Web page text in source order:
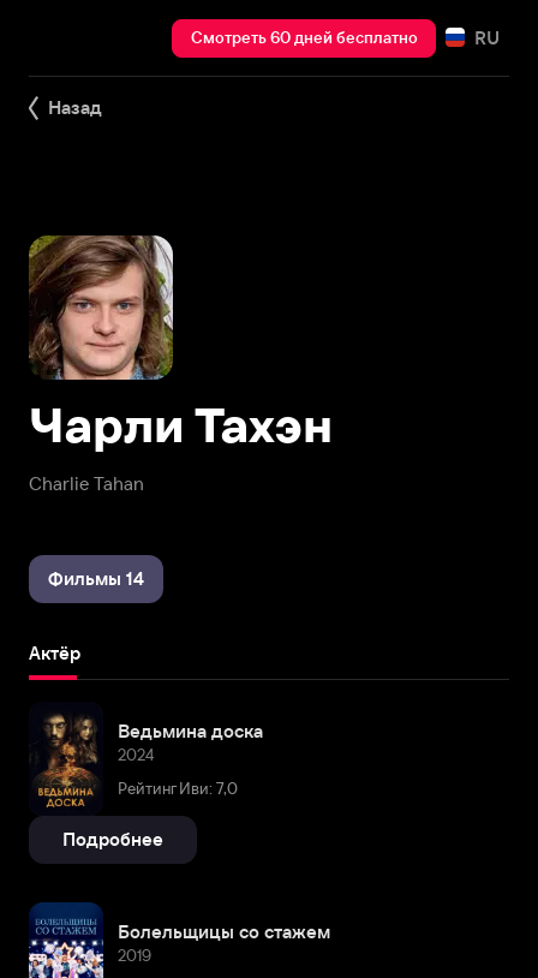
Смотреть 60 дней бесплатно RU
Назад
Charlie Tahan
Чарли Тахэн
Фильмы 14
Актёр
Ведьмина доска
2024
Рейтинг Иви: 7,0
Подробнее
Болельщицы со стажем
2019